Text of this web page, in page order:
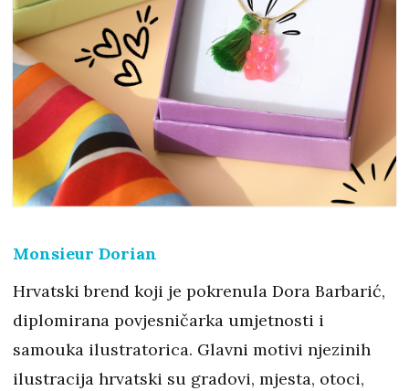
Monsieur Dorian
Hrvatski brend koji je pokrenula Dora Barbarić,
diplomirana povjesničarka umjetnosti i
samouka ilustratorica. Glavni motivi njezinih
ilustracija hrvatski su gradovi, mjesta, otoci,